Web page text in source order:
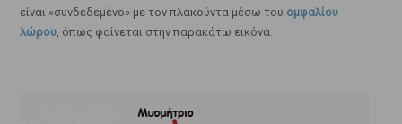
είναι «συνδεδεμένο» με τον πλακούντα μέσω του ομφαλίου
λώρου, όπως φαίνεται στην παρακάτω εικόνα.